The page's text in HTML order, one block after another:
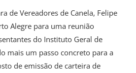
de Vereadores de Canela, Felipe
Alegre para uma reunião
do Instituto Geral de
mais um passo concreto para a
de emissão de carteira de